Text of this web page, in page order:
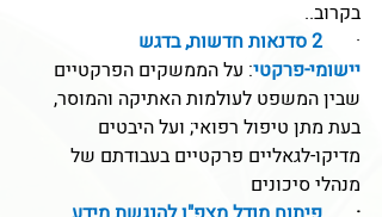
בקרוב..
·
2 סדנאות חדשות, בדגש
יישומי-פרקטי: על הממשקים הפרקטיים
שבין המשפט לעולמות האתיקה והמוסר,
בעת מתן טיפול רפואי; ועל היבטים
מדיקו-לגאליים פרקטיים בעבודתם של
מנהלי סיכונים